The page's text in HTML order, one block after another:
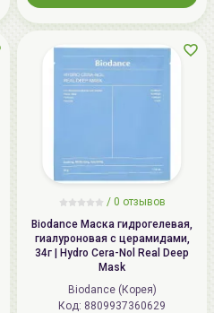
/ 0 отзывов
Biodance Маска гидрогелевая,
гиалуроновая с церамидами,
34г | Hydro Cera-Nol Real Deep
Mask
Biodance (Корея)
Код: 8809937360629